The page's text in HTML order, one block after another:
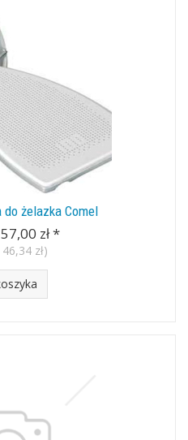
żelazka Comel
57,00 zł*
46,34 zł)